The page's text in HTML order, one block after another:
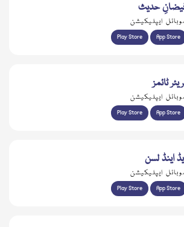
حدیث
ایپلیکیشن
Play Store App Store
ٹائمز
ایپلیکیشن
Play Store App Store
اینڈ لسن
ایپلیکیشن
Play Store App Store